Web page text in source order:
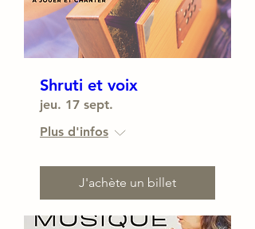
Shruti et voix
jeu. 17 sept.
Plus d'infos
J'achète un billet